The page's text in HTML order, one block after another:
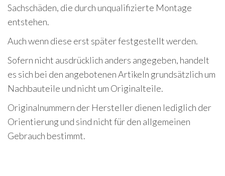
Sachschäden, die durch unqualifizierte Montage
entstehen.
Auch wenn diese erst später festgestellt werden.
Sofern nicht ausdrücklich anders angegeben, handelt
es sich bei den angebotenen Artikeln grundsätzlich um
Nachbauteile und nicht um Originalteile.
Originalnummern der Hersteller dienen lediglich der
Orientierung und sind nicht für den allgemeinen
Gebrauch bestimmt.